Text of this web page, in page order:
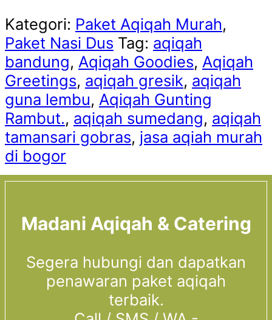
Kategori: Paket Aqiqah Murah,
Paket Nasi Dus Tag: aqiqah
bandung, Aqiqah Goodies, Aqiqah
Greetings, aqiqah gresik, aqiqah
guna lembu, Aqiqah Gunting
Rambut., aqiqah sumedang, aqiqah
tamansari gobras, jasa aqiah murah
di bogor
Madani Aqiqah & Catering
Segera hubungi dan dapatkan
penawaran paket aqiqah
terbaik.